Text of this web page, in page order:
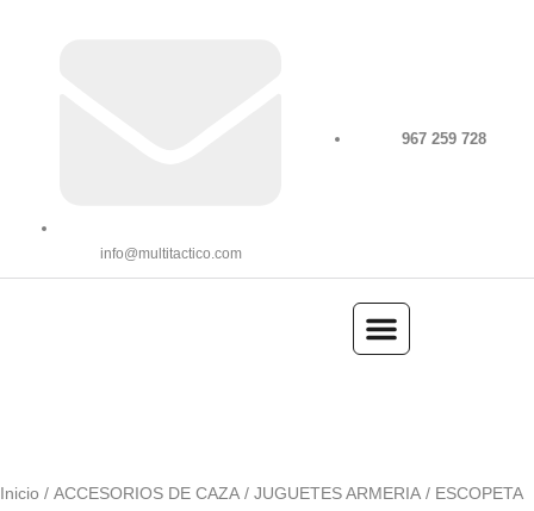
info@multitactico.com
967 259 728
Inicio / ACCESORIOS DE CAZA / JUGUETES ARMERIA / ESCOPETA